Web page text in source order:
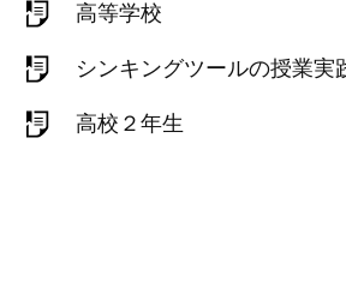
高等学校
シンキングツールの授業実
高校２年生